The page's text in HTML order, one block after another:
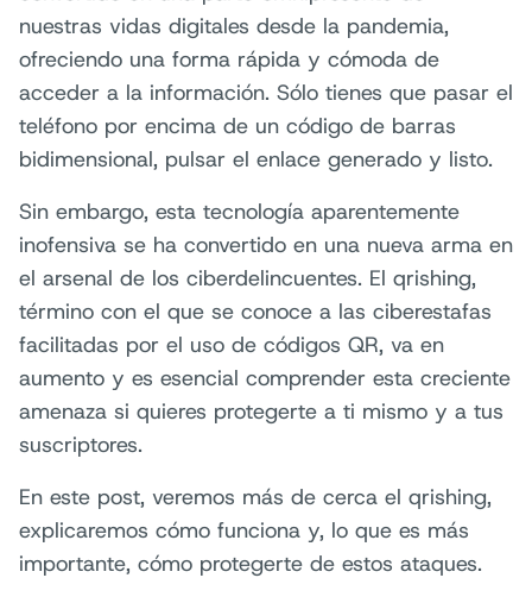
nuestras vidas digitales desde la pandemia,
ofreciendo una forma rápida y cómoda de
acceder a la información. Sólo tienes que pasar el
teléfono por encima de un código de barras
bidimensional, pulsar el enlace generado y listo.
Sin embargo, esta tecnología aparentemente
inofensiva se ha convertido en una nueva arma en
el arsenal de los ciberdelincuentes. El qrishing,
término con el que se conoce a las ciberestafas
facilitadas por el uso de códigos QR, va en
aumento y es esencial comprender esta creciente
amenaza si quieres protegerte a ti mismo y a tus
suscriptores.
En este post, veremos más de cerca el qrishing,
explicaremos cómo funciona y, lo que es más
importante, cómo protegerte de estos ataques.